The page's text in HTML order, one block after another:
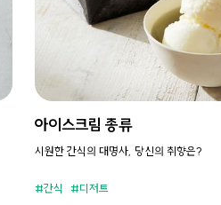
아이스크림 종류
시원한 간식의 대명사, 당신의 취향은?
간식 디저트